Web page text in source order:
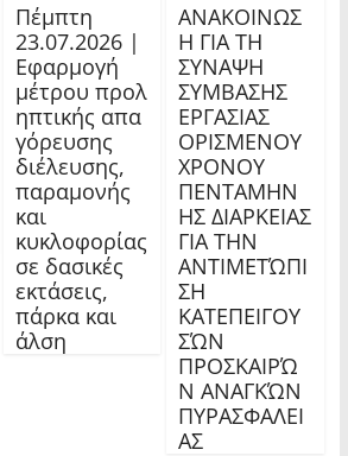
Πέμπτη
23.07.2026 |
Εφαρμογή
μέτρου προλ
ηπτικής απα
γόρευσης
διέλευσης,
παραμονής
και
κυκλοφορίας
σε δασικές
εκτάσεις,
πάρκα και
άλση
ΑΝΑΚΟΙΝΩΣ
Η ΓΙΑ ΤΗ
ΣΥΝΑΨΗ
ΣΥΜΒΑΣΗΣ
ΕΡΓΑΣΙΑΣ
ΟΡΙΣΜΕΝΟΥ
ΧΡΟΝΟΥ
ΠΕΝΤΑΜΗΝ
ΗΣ ΔΙΑΡΚΕΙΑΣ
ΓΙΑ ΤΗΝ
ΑΝΤΙΜΕΤΏΠΙ
ΣΗ
ΚΑΤΕΠΕΙΓΟΥ
ΣΏΝ
ΠΡΟΣΚΑΙΡΏ
Ν ΑΝΑΓΚΏΝ
ΠΥΡΑΣΦΑΛΕΙ
ΑΣ